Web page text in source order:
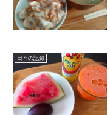
日々の記録